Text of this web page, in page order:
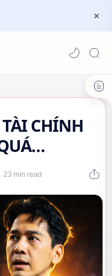
CHÍNH
TỶ ĐỒNG
23 min read